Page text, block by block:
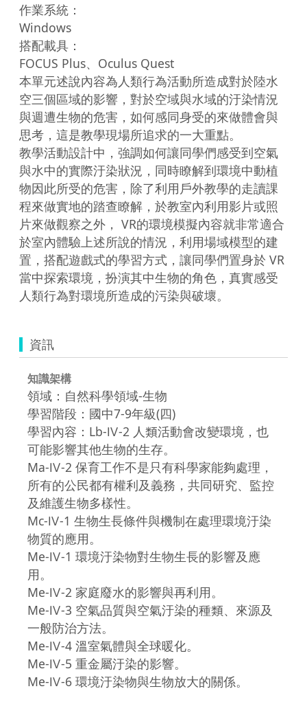
作業系統：
Windows
搭配載具：
FOCUS Plus、Oculus Quest
本單元述說內容為人類行為活動所造成對於陸水
空三個區域的影響，對於空域與水域的汙染情況
與週遭生物的危害，如何感同身受的來做體會與
思考，這是教學現場所追求的一大重點。
教學活動設計中，強調如何讓同學們感受到空氣
與水中的實際汙染狀況，同時瞭解到環境中動植
物因此所受的危害，除了利用戶外教學的走讀課
程來做實地的踏查瞭解，於教室內利用影片或照
片來做觀察之外， VR的環境模擬內容就非常適合
於室內體驗上述所說的情況，利用場域模型的建
置，搭配遊戲式的學習方式，讓同學們置身於 VR
當中探索環境，扮演其中生物的角色，真實感受
人類行為對環境所造成的污染與破壞。
資訊
知識架構
領域：自然科學領域-生物
學習階段：國中7-9年級(四)
學習內容：Lb-Ⅳ-2 人類活動會改變環境，也
可能影響其他生物的生存。
Ma-Ⅳ-2 保育工作不是只有科學家能夠處理，
所有的公民都有權利及義務，共同研究、監控
及維護生物多樣性。
Mc-Ⅳ-1 生物生長條件與機制在處理環境汙染
物質的應用。
Me-Ⅳ-1 環境汙染物對生物生長的影響及應
用。
Me-Ⅳ-2 家庭廢水的影響與再利用。
Me-Ⅳ-3 空氣品質與空氣汙染的種類、來源及
一般防治方法。
Me-Ⅳ-4 溫室氣體與全球暖化。
Me-Ⅳ-5 重金屬汙染的影響。
Me-Ⅳ-6 環境汙染物與生物放大的關係。